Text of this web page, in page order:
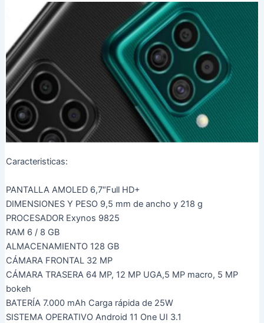
Caracteristicas:
PANTALLA AMOLED 6,7″Full HD+
DIMENSIONES Y PESO 9,5 mm de ancho y 218 g
PROCESADOR Exynos 9825
RAM 6 / 8 GB
ALMACENAMIENTO 128 GB
CÁMARA FRONTAL 32 MP
CÁMARA TRASERA 64 MP, 12 MP UGA,5 MP macro, 5 MP
bokeh
BATERÍA 7.000 mAh Carga rápida de 25W
SISTEMA OPERATIVO Android 11 One UI 3.1